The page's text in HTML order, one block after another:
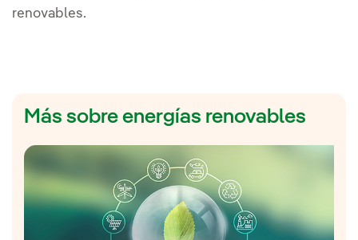
renovables.
Más sobre energías renovables